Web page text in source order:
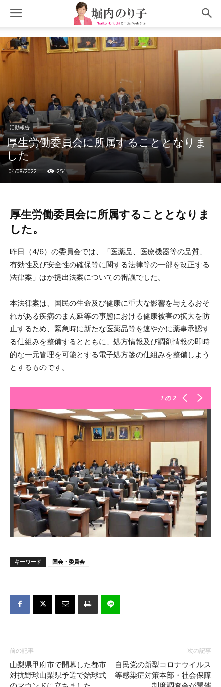
活動報告
厚生労働委員会に所属することとなりま
した
04/08/2022 254
厚生労働委員会に所属することとなりま
した。
昨日（4/6）の委員会では、「医薬品、医療機器等の品質、
有効性及び安全性の確保等に関する法律等の一部を改正する
法律案」ほか提出法案についての審議でした。
本法律案は、国民の生命及び健康に重大な影響を与えるおそ
れがある疾病のまん延等の事態における健康被害の拡大を防
止するため、緊急時に新たな医薬品等を速やかに薬事承認す
る仕組みを整備するとともに、処方情報及び調剤情報の即時
的な一元管理を可能とする電子処方箋の仕組みを整備しよう
とするものです。
1 の 2
キーワード 国会・委員会
前の記事
山梨県甲府市で開幕した都市
対抗野球山梨県予選で始球式
次の記事
自民党の新型コロナウイルス
等感染症対策本部・社会保障